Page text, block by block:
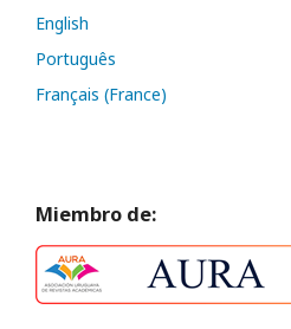
English
Português
Français (France)
Miembro de: